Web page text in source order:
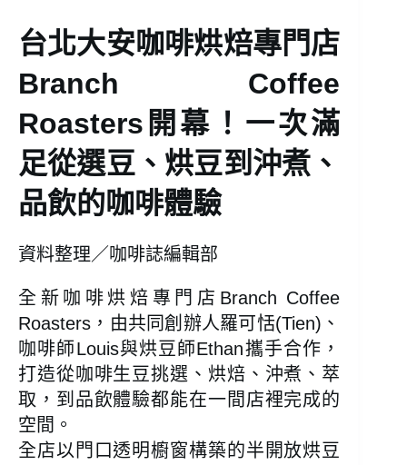
台北大安咖啡烘焙專門店
Branch Coffee
Roasters開幕！一次滿
足從選豆、烘豆到沖煮、
品飲的咖啡體驗
資料整理／咖啡誌編輯部
全新咖啡烘焙專門店Branch Coffee
Roasters，由共同創辦人羅可恬(Tien)、
咖啡師Louis與烘豆師Ethan攜手合作，
打造從咖啡生豆挑選、烘焙、沖煮、萃
取，到品飲體驗都能在一間店裡完成的
空間。
全店以門口透明櫥窗構築的半開放烘豆